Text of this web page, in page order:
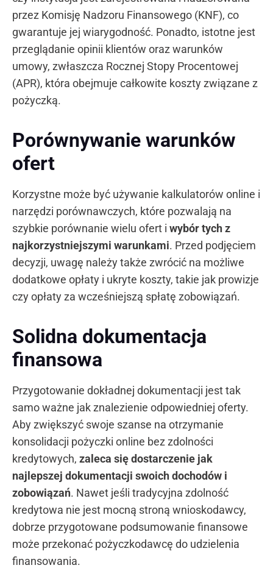
przez Komisję Nadzoru Finansowego (KNF), co
gwarantuje jej wiarygodność. Ponadto, istotne jest
przeglądanie opinii klientów oraz warunków
umowy, zwłaszcza Rocznej Stopy Procentowej
(APR), która obejmuje całkowite koszty związane z
pożyczką.
Porównywanie warunków
ofert
Korzystne może być używanie kalkulatorów online i
narzędzi porównawczych, które pozwalają na
szybkie porównanie wielu ofert i wybór tych z
najkorzystniejszymi warunkami. Przed podjęciem
decyzji, uwagę należy także zwrócić na możliwe
dodatkowe opłaty i ukryte koszty, takie jak prowizje
czy opłaty za wcześniejszą spłatę zobowiązań.
Solidna dokumentacja
finansowa
Przygotowanie dokładnej dokumentacji jest tak
samo ważne jak znalezienie odpowiedniej oferty.
Aby zwiększyć swoje szanse na otrzymanie
konsolidacji pożyczki online bez zdolności
kredytowych, zaleca się dostarczenie jak
najlepszej dokumentacji swoich dochodów i
zobowiązań. Nawet jeśli tradycyjna zdolność
kredytowa nie jest mocną stroną wnioskodawcy,
dobrze przygotowane podsumowanie finansowe
może przekonać pożyczkodawcę do udzielenia
finansowania.